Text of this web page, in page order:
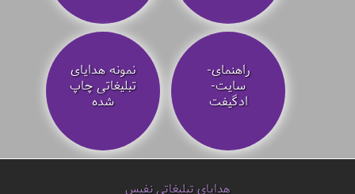
راهنمای-
سایت-
ادگیفت
نمونه هدایای
تبلیغاتی چاپ
شده
هدایای تبلیغاتی نفیس